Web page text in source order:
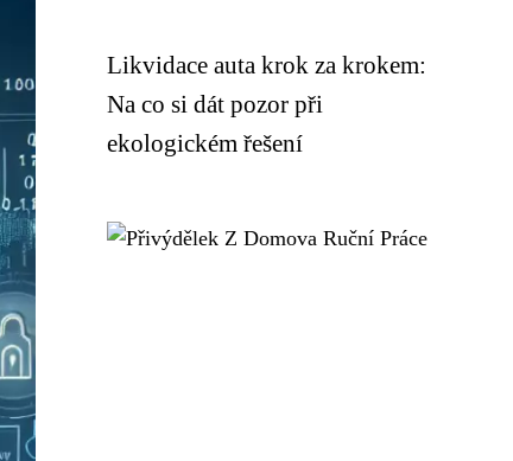
Likvidace auta krok za krokem:
Na co si dát pozor při
ekologickém řešení